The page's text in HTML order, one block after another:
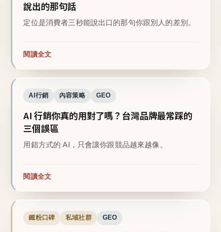
說出的那句話
定位是消費者三秒能說出口的那句你跟別人的差別。
閱讀全文
AI行銷 內容策略 GEO
AI 行銷你真的用對了嗎？台灣品牌最常踩的
三個誤區
用錯方式的 AI，只會讓你跟競品越來越像。
閱讀全文
鐵粉口碑 私域社群 GEO